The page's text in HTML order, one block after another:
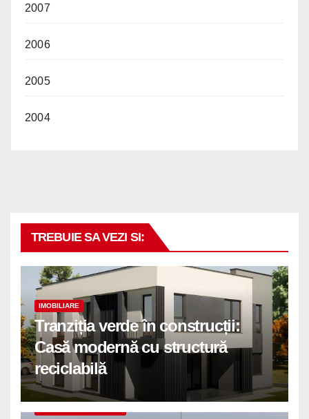
2007
2006
2005
2004
TREBUIE SA VEZI SI:
IMOBILIARE
Tranziția verde în construcții:
Casă modernă cu structură
reciclabilă